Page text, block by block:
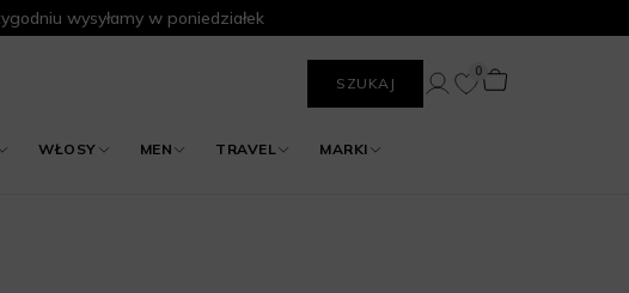
wysyłamy w poniedziałek
SZUKAJ
WŁOSY MEN TRAVEL MARKI
0